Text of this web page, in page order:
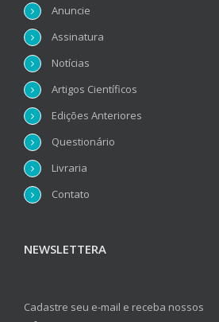
Anuncie
Assinatura
Notícias
Artigos Científicos
Edições Anteriores
Questionário
Livraria
Contato
NEWSLETTERA
Cadastre seu e-mail e receba nossos